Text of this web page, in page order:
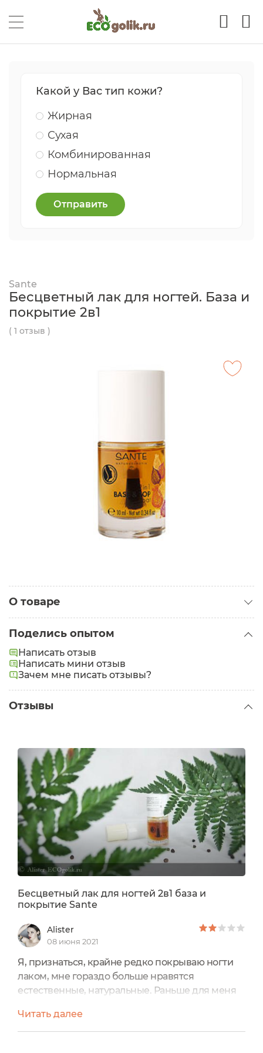
Какой у Вас тип кожи?
Жирная
Сухая
Комбинированная
Нормальная
Отправить
Sante
Бесцветный лак для ногтей. База и
покрытие 2в1
( 1 отзыв )
О товаре
Поделись опытом
Написать отзыв
Написать мини отзыв
Зачем мне писать отзывы?
Отзывы
Бесцветный лак для ногтей 2в1 база и
покрытие Sante
Alister
08 июня 2021
Я, признаться, крайне редко покрываю ногти
лаком, мне гораздо больше нравятся
естественные, натуральные. Раньше для меня
черный матовый и френч. Сейчас же -
максимум бесцветный глянец. Именно поэтому
Читать далее